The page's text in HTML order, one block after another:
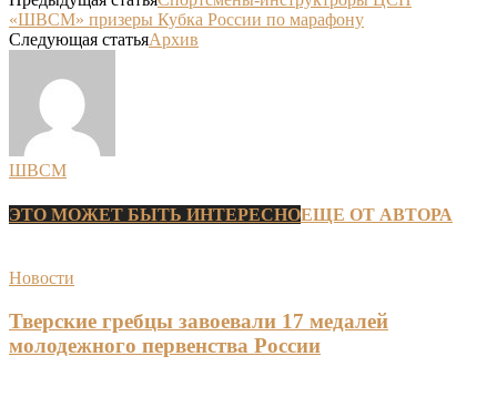
«ШВСМ» призеры Кубка России по марафону
Следующая статьяАрхив
ШВСМ
ЭТО МОЖЕТ БЫТЬ ИНТЕРЕСНОЕЩЕ ОТ АВТОРА
Новости
Тверские гребцы завоевали 17 медалей
молодежного первенства России